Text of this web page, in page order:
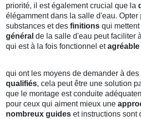
priorité, il est également crucial que la
élégamment dans la salle d'eau. Opter
substances et des finitions qui
général de la salle d'eau peut faciliter
qui est à la fois fonctionnel et
qui ont les moyens de demander à des
qualifiés, cela peut être une solution
que le montage est conduite
pour ceux qui aiment mieux une
nombreux guides et instructions sont